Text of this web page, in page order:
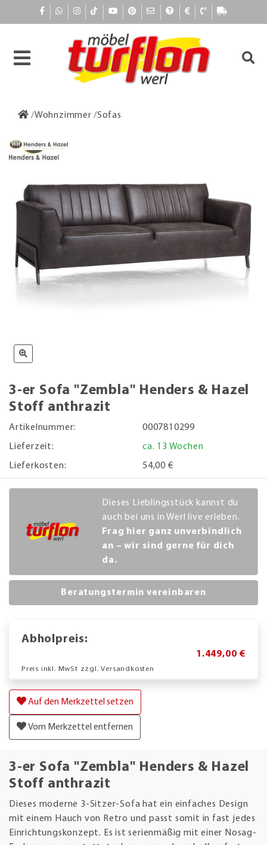
Wohnzimmer Sofas
3-er Sofa "Zembla" Henders & Hazel
Stoff anthrazit
Artikelnummer:
0007810299
Lieferzeit:
ca. 13 Wochen
Lieferkosten:
54,00 €
Dieses Lieblingsstück kannst du
auch bei uns in Werl live erleben.
Frag hier ganz unverbindlich
an – wir sind gerne für dich
da.
Beratungstermin vereinbaren
Abholpreis:
1.449,00 €
Preis inkl. MwSt zzgl. Versandkosten
Auf den Merkzettel setzen
Vom Merkzettel entfernen
3-er Sofa "Zembla" Henders & Hazel
Stoff anthrazit
Dieses moderne 3-Sitzer-Sofa hat ein einfaches Design
mit einem Hauch von Retro und passt somit in fast jedes
Einrichtungskonzept. Es ist serienmäßig mit einer Nosag-